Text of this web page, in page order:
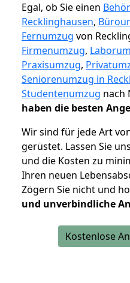
Egal, ob Sie einen
Recklinghausen,
Fernumzug von
Firmenumzug,
Praxisumzug,
Seniorenumzug in
Studentenumzug nach
haben die besten
Wir sind für jede Art
gerüstet. Lassen Sie
und die Kosten zu
Ihren neuen
Zögern Sie nicht und
und unverbindliche
Kostenlose